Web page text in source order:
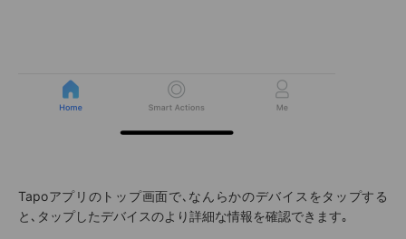
Tapoアプリのトップ画面で､なんらかのデバイスをタップする
と､タップしたデバイスのより詳細な情報を確認できます｡